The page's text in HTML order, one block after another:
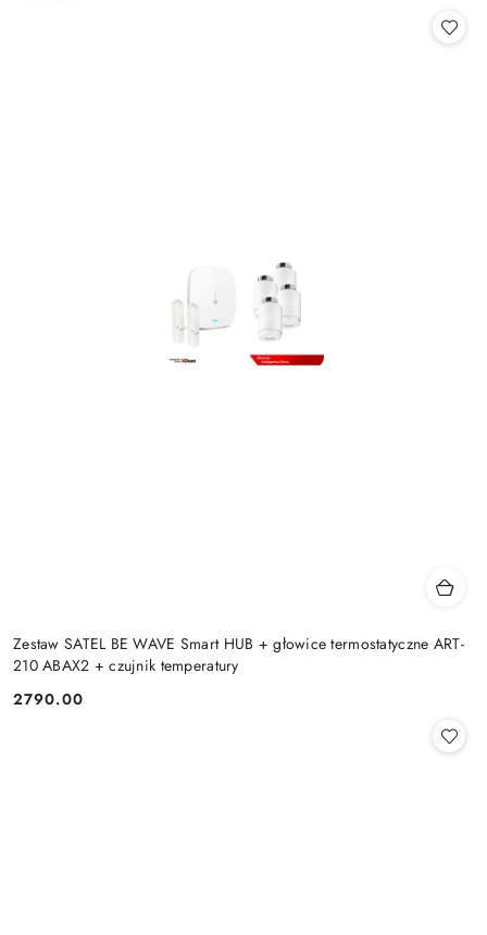
Zestaw SATEL BE WAVE Smart HUB + głowice termostatyczne ART-
210 ABAX2 + czujnik temperatury
Cena:
2790.00